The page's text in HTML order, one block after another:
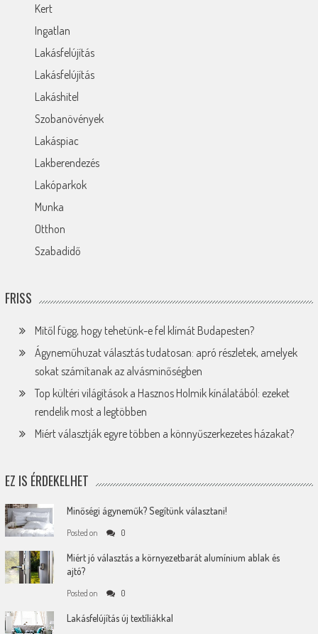
Kert
Ingatlan
Lakásfelújítás
Lakásfelújítás
Lakáshitel
Szobanövények
Lakáspiac
Lakberendezés
Lakóparkok
Munka
Otthon
Szabadidő
FRISS
Mitől függ, hogy tehetünk-e fel klímát Budapesten?
Ágyneműhuzat választás tudatosan: apró részletek, amelyek
sokat számítanak az alvásminőségben
Top kültéri világítások a Hasznos Holmik kínálatából: ezeket
rendelik most a legtöbben
Miért választják egyre többen a könnyűszerkezetes házakat?
EZ IS ÉRDEKELHET
Minőségi ágyneműk? Segítünk választani!
Posted on 0
Miért jó választás a környezetbarát alumínium ablak és
ajtó?
Posted on 0
Lakásfelújítás új textíliákkal